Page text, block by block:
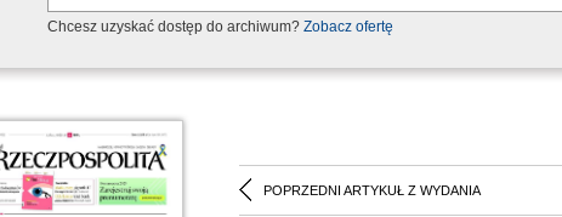
Chcesz uzyskać dostęp do archiwum? Zobacz ofertę
POPRZEDNI ARTYKUŁ Z WYDANIA